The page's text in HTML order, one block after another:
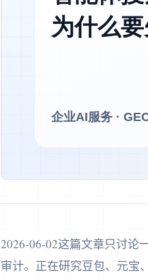
2026-06-02这篇文章只讨论
审计。正在研究豆包、元宝